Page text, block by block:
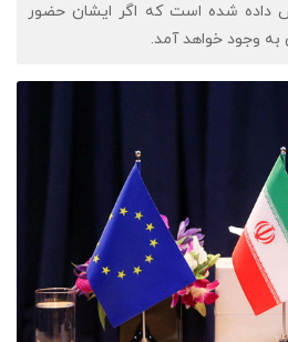
داده شده است که اگر ایشان حضور
وجود خواهد آمد.